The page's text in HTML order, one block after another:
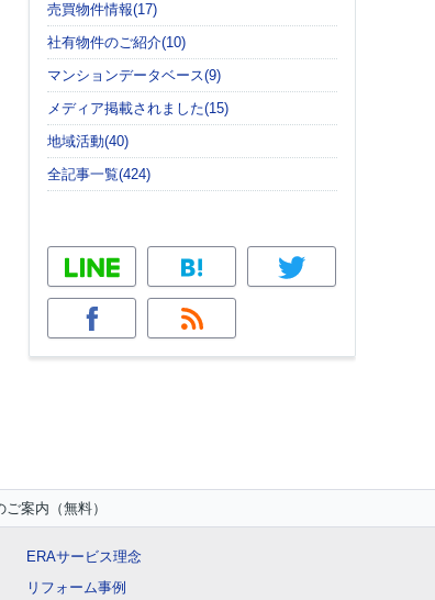
売買物件情報(17)
社有物件のご紹介(10)
マンションデータベース(9)
メディア掲載されました(15)
地域活動(40)
全記事一覧(424)
案内（無料）
ERAサービス理念
リフォーム事例